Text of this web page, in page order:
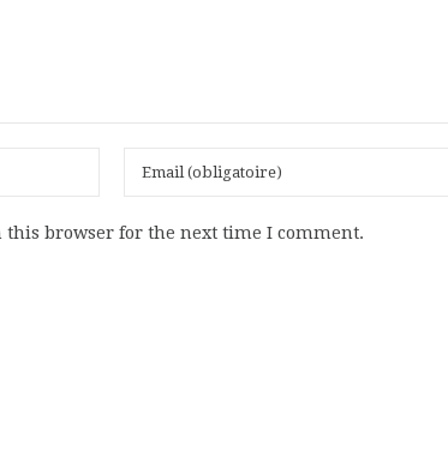
this browser for the next time I comment.